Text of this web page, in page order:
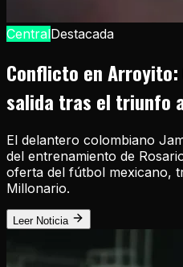
CentralDestacada
Conflicto en Arroyito:
salida tras el triunfo
El delantero colombiano
del entrenamiento de
oferta del fútbol mexicano,
Millonario.
Leer Noticia